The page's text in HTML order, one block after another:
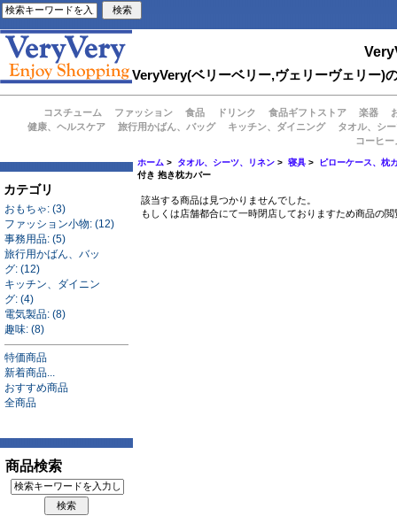
VeryVery(ベリーベリー,ヴェリーヴェリー)
コスチューム ファッション 食品 ドリンク 食品ギフトストア 楽器
健康、ヘルスケア
旅行用かばん、バッグ キッチン、ダイニング
タオル、シ
コーヒ
カテゴリ
おもちゃ: (3)
ファッション小物: (12)
事務用品: (5)
旅行用かばん、バッ
グ: (12)
キッチン、ダイニン
グ: (4)
電気製品: (8)
趣味: (8)
特価商品
新着商品...
おすすめ商品
全商品
商品検索
ホーム > タオル、シーツ、リネン >寝具 >
ピローケース、枕
付き 抱き枕カバー
該当する商品は見つかりませんでした。
もしくは店舗都合にて一時閉店しておりますため商品の